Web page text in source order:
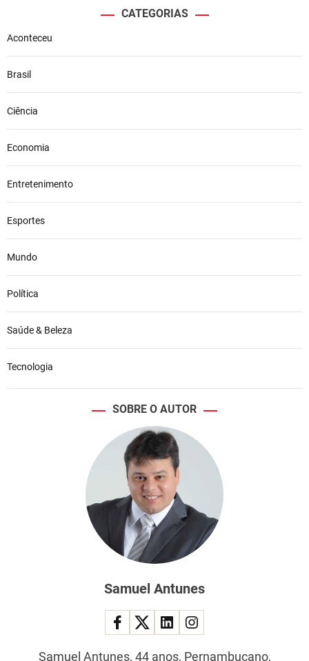
CATEGORIAS
Aconteceu
Brasil
Ciência
Economia
Entretenimento
Esportes
Mundo
Política
Saúde & Beleza
Tecnologia
SOBRE O AUTOR
Samuel Antunes
Samuel Antunes, 44 anos, Pernambucano,